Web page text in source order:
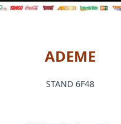
ADEME
STAND 6F48